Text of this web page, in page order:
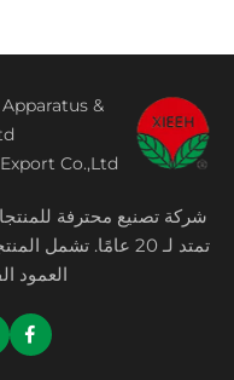
&
Co.,Ltd.
شركة تصنيع محترفة
تمتد لـ 20 عامًا.
العمود